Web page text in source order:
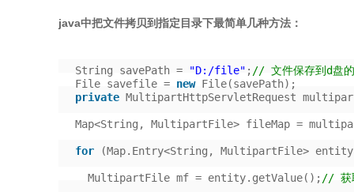
java中把文件拷贝到指定目录下最简单几种方法：
String savePath = "D:/file" ; // 文件保存到d盘
File savefile = new File(savePath);
private MultipartHttpServletRequest
Map<String, MultipartFile> fileMap =
for (Map.Entry<String, MultipartFile>
MultipartFile mf = entity.getValue(); // 获